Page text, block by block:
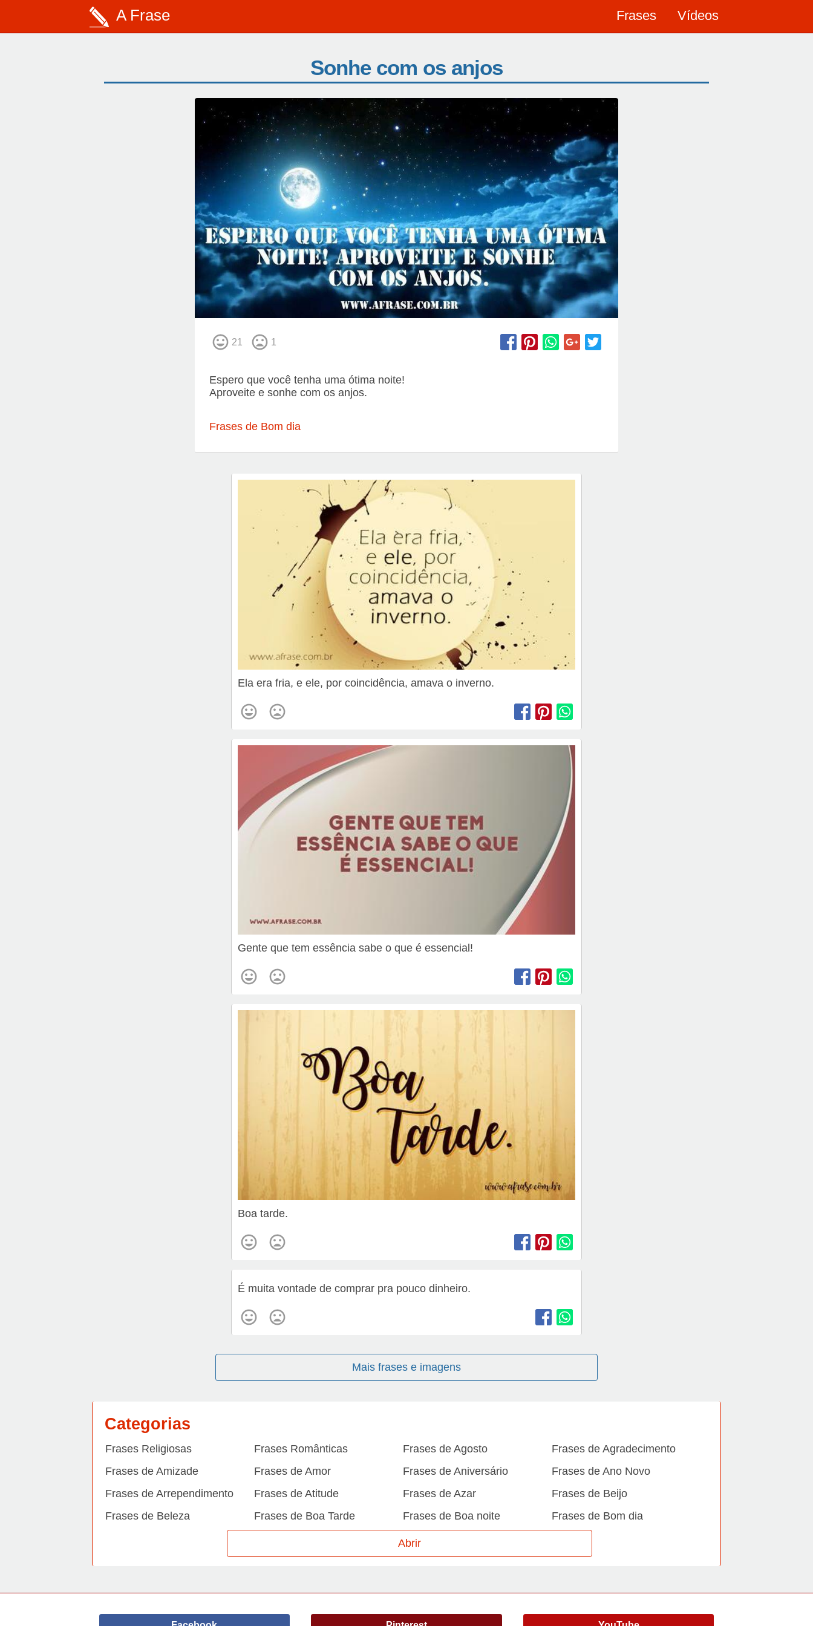
A Frase Frases Vídeos
Sonhe com os anjos
21 1
Espero que você tenha uma ótima noite!
Aproveite e sonhe com os anjos.
Frases de Bom dia
Ela era fria, e ele, por coincidência, amava o inverno.
Gente que tem essência sabe o que é essencial!
Boa tarde.
É muita vontade de comprar pra pouco dinheiro.
Mais frases e imagens
Categorias
Frases Religiosas Frases Românticas Frases de Agosto
Frases de Agradecimento
Frases de Amizade
Frases de Amor Frases de Aniversário
Frases de Ano Novo
Frases de Arrependimento
Frases de Atitude Frases de Azar
Frases de Beijo
Frases de Beleza
Frases de Boa Tarde Frases de Boa noite
Frases de Bom dia
Frases de Caráter
Frases de Desculpa Frases de Dezembro
Frases de Dia Internacional
Abrir